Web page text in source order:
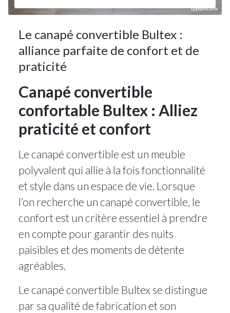
Le canapé convertible Bultex :
alliance parfaite de confort et de
praticité
Canapé convertible
confortable Bultex : Alliez
praticité et confort
Le canapé convertible est un meuble
polyvalent qui allie à la fois fonctionnalité
et style dans un espace de vie. Lorsque
l’on recherche un canapé convertible, le
confort est un critère essentiel à prendre
en compte pour garantir des nuits
paisibles et des moments de détente
agréables.
Le canapé convertible Bultex se distingue
par sa qualité de fabrication et son